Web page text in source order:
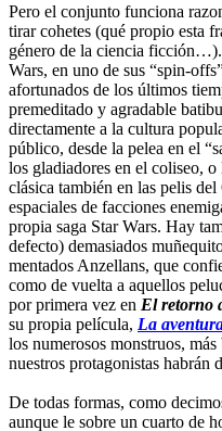
Pero el conjunto funciona
tirar cohetes (qué propio esta
género de la ciencia
Wars, en uno de sus “spin-
afortunados de los últimos
premeditado y agradable
directamente a la cultura
público, desde la pelea en el
los gladiadores en el coliseo,
clásica también en las pelis
espaciales de facciones
propia saga Star Wars. Hay
defecto) demasiados
mentados Anzellans, que
como de vuelta a aquellos
por primera vez en El retorno
su propia película, La
los numerosos monstruos,
nuestros protagonistas habrán
De todas formas, como
aunque le sobre un cuarto de